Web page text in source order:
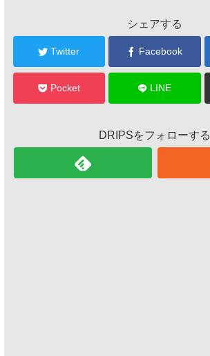
シェアする
Twitter Facebook
Pocket LINE
DRIPSをフォローする